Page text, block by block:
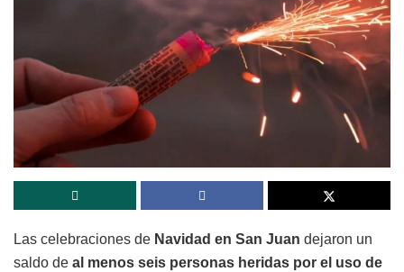
Las celebraciones de Navidad en San Juan dejaron un
saldo de al menos seis personas heridas por el uso de